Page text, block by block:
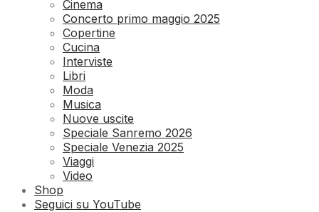
Cinema
Concerto primo maggio 2025
Copertine
Cucina
Interviste
Libri
Moda
Musica
Nuove uscite
Speciale Sanremo 2026
Speciale Venezia 2025
Viaggi
Video
Shop
Seguici su YouTube